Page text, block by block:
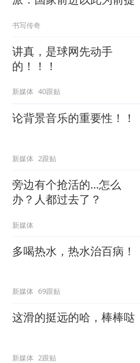
书写传奇
讲真，是球网先动手
的！！！
新媒体 40跟贴
论背景音乐的重要性！！
新媒体 2跟贴
旁边有个抢活的…怎么
办？人都过去了？
新媒体
多喝热水，热水治百病！
新媒体 69跟贴
这滑的挺远的哈，棒棒哒
新媒体 2跟贴